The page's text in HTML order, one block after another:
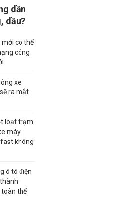
dần
dầu?
mới có thể
công
xe
ra mắt
loạt trạm
máy:
không
ô tô điện
toàn thế